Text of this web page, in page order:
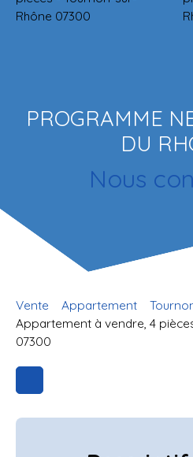
PROGRAMME
DU
Nous
Vente Appartement
Appartement à vendre, 4
07300